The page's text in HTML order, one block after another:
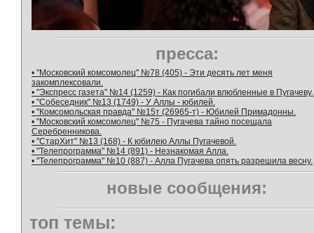
пресса:
• "Московский комсомолец" №78 (405) - Эти десять лет меня
закомплексовали.
• "Экспресс газета" №14 (1259) - Как погибали влюбленные в Пугачеву.
• "Собеседник" №13 (1749) - У Аллы - юбилей.
• "Комсомольская правда" №15т (26965-т) - Юбилей Примадонны.
• "Московский комсомолец" №75 - Пугачева тайно посещала
Серебренникова.
• "СтарХит" №13 (168) - К юбилею Аллы Пугачевой.
• "Телепрограмма" №14 (891) - Незнакомая Алла.
• "Телепрограмма" №10 (887) - Алла Пугачева опять разрешила весну.
новые сообщения:
топ темы: